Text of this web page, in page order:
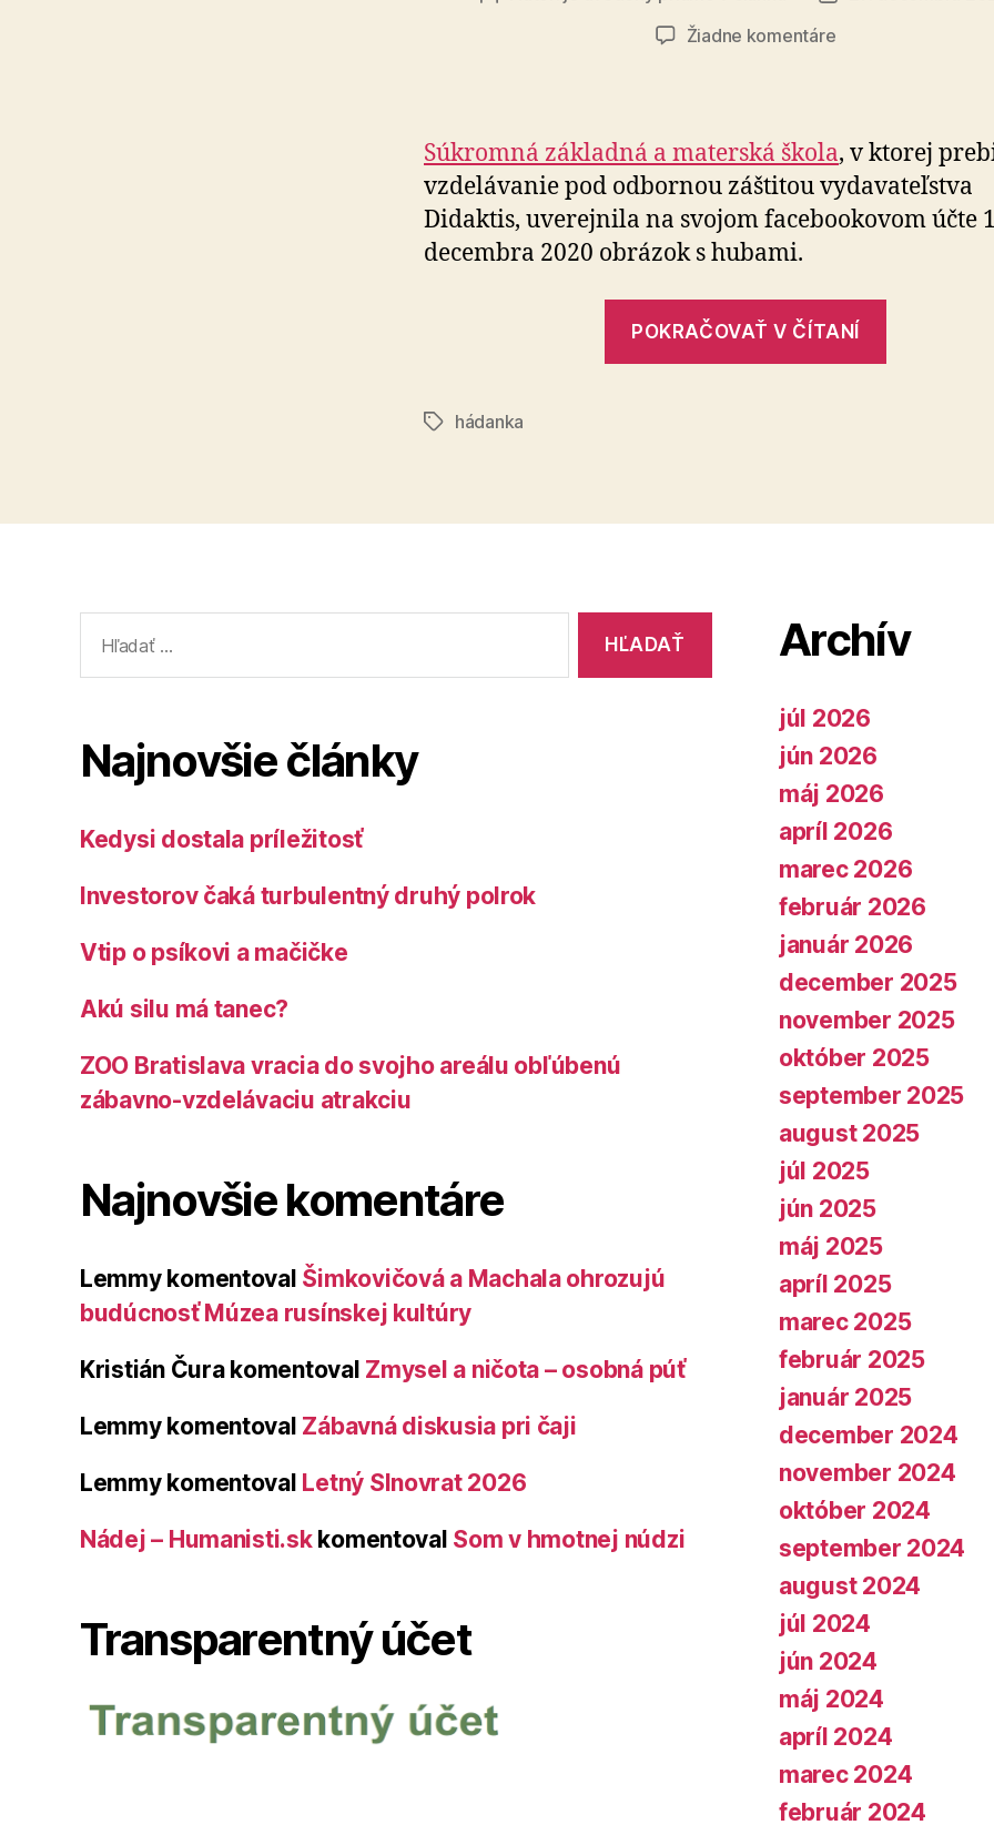
Žiadne komentárena
nájsť
zvieratko
Súkromná základná a materská škola, v ktorej
vzdelávanie pod odbornou záštitou vydavateľstva
Didaktis, uverejnila na svojom facebookovom účte
decembra 2020 obrázok s hubami.
POKRAČOVAŤ V ČÍTANÍ
Značkyhádanka
Najnovšie články
Kedysi dostala príležitosť
Investorov čaká turbulentný druhý polrok
Vtip o psíkovi a mačičke
Akú silu má tanec?
ZOO Bratislava vracia do svojho areálu obľúbenú
zábavno-vzdelávaciu atrakciu
Najnovšie komentáre
Lemmykomentoval Šimkovičová a Machala ohrozujú
budúcnosť Múzea rusínskej kultúry
Kristián Čurakomentoval Zmysel a ničota – osobná púť
Lemmykomentoval Zábavná diskusia pri čaji
Lemmykomentoval Letný Slnovrat 2026
Nádej – Humanisti.skkomentoval Som v hmotnej núdzi
Transparentný účet
Archív
júl 2026
jún 2026
máj 2026
apríl 2026
marec 2026
február 2026
január 2026
december 2025
november 2025
október 2025
september 2025
august 2025
júl 2025
jún 2025
máj 2025
apríl 2025
marec 2025
február 2025
január 2025
december 2024
november 2024
október 2024
september 2024
august 2024
júl 2024
jún 2024
máj 2024
apríl 2024
marec 2024
február 2024